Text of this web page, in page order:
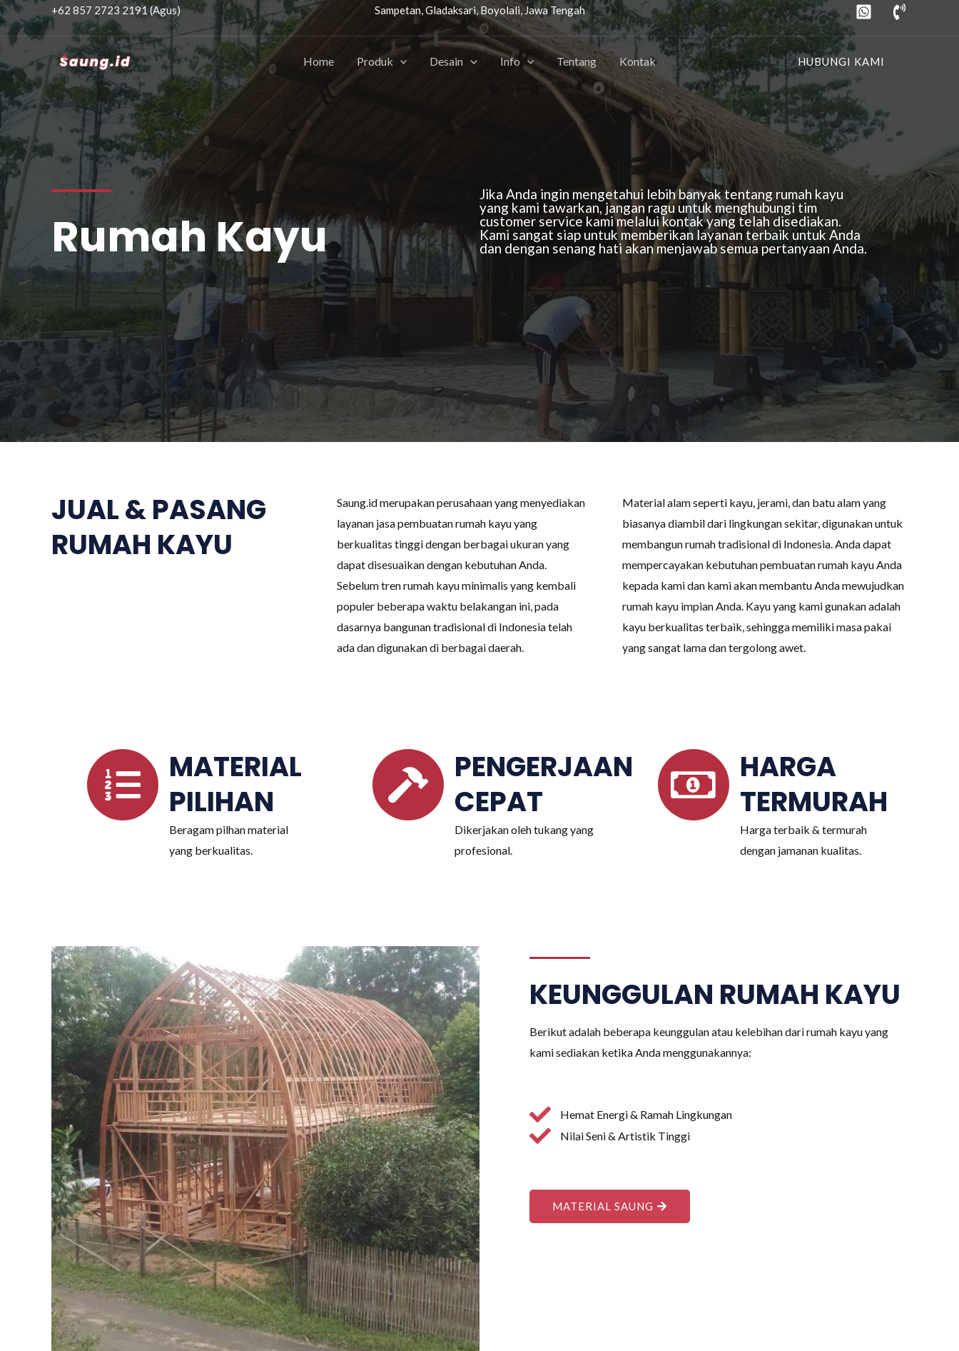
+62 857 2723 2191 (Agus) Sampetan, Gladaksari, Boyolali, Jawa Tengah
Home Produk Desain Info Tentang Kontak HUBUNGI KAMI
Rumah Kayu
Jika Anda ingin mengetahui lebih banyak tentang rumah kayu
yang kami tawarkan, jangan ragu untuk menghubungi tim
customer service kami melalui kontak yang telah disediakan.
Kami sangat siap untuk memberikan layanan terbaik untuk Anda
dan dengan senang hati akan menjawab semua pertanyaan Anda.
JUAL & PASANG
RUMAH KAYU
Saung.id merupakan perusahaan yang menyediakan
layanan jasa pembuatan rumah kayu yang
berkualitas tinggi dengan berbagai ukuran yang
dapat disesuaikan dengan kebutuhan Anda.
Sebelum tren rumah kayu minimalis yang kembali
populer beberapa waktu belakangan ini, pada
dasarnya bangunan tradisional di Indonesia telah
ada dan digunakan di berbagai daerah.
Material alam seperti kayu, jerami, dan batu alam yang
biasanya diambil dari lingkungan sekitar, digunakan untuk
membangun rumah tradisional di Indonesia. Anda dapat
mempercayakan kebutuhan pembuatan rumah kayu Anda
kepada kami dan kami akan membantu Anda mewujudkan
rumah kayu impian Anda. Kayu yang kami gunakan adalah
kayu berkualitas terbaik, sehingga memiliki masa pakai
yang sangat lama dan tergolong awet.
MATERIAL
PILIHAN
Beragam pilhan material
yang berkualitas.
PENGERJAAN
CEPAT
Dikerjakan oleh tukang yang
profesional.
HARGA
TERMURAH
Harga terbaik & termurah
dengan jamanan kualitas.
KEUNGGULAN RUMAH KAYU
Berikut adalah beberapa keunggulan atau kelebihan dari rumah kayu yang
kami sediakan ketika Anda menggunakannya:
Hemat Energi & Ramah Lingkungan
Nilai Seni & Artistik Tinggi
MATERIAL SAUNG